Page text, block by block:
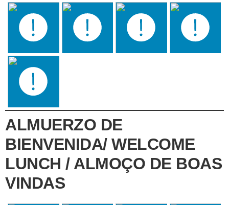
ALMUERZO DE
BIENVENIDA/ WELCOME
LUNCH / ALMOÇO DE BOAS
VINDAS